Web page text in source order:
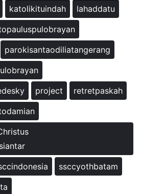
katolikituindah
lahaddatu
parokisantaodiliatangerang
project
retretpaskah
ssccyothbatam